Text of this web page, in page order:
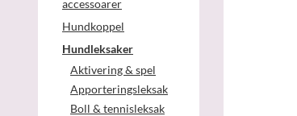
accessoarer
Hundkoppel
Hundleksaker
Aktivering & spel
Apporteringsleksak
Boll & tennisleksak